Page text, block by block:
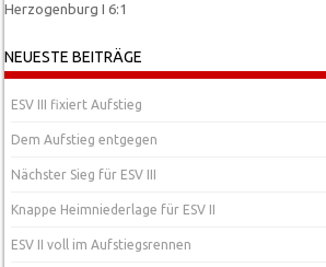
Post navigation
Herzogenburg I 6:1
NEUESTE BEITRÄGE
ESV III fixiert Aufstieg
Dem Aufstieg entgegen
Nächster Sieg für ESV III
Knappe Heimniederlage für ESV II
ESV II voll im Aufstiegsrennen